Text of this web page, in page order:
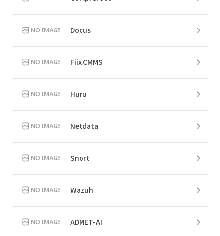
Docus
Fiix CMMS
Huru
Netdata
Snort
Wazuh
ADMET-AI